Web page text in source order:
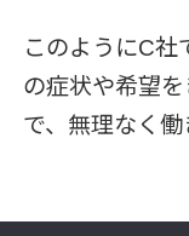
このようにC社
の症状や希望
で、無理なく働